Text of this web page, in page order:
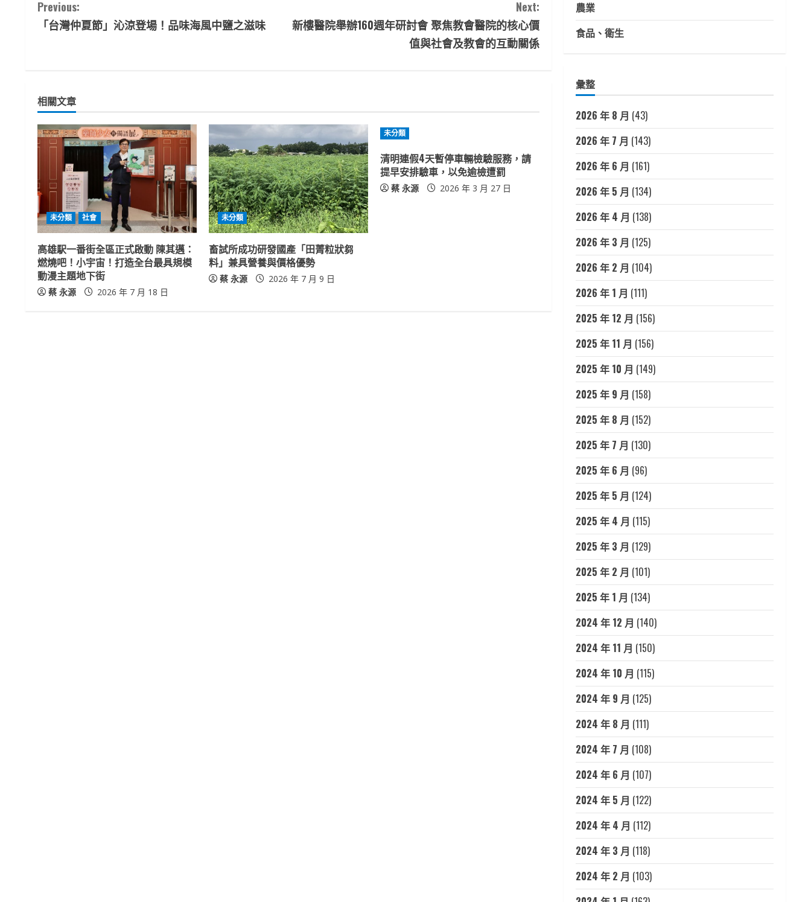
C
o
i
n
e
R
e
a
d
Previous:
「台灣仲夏節」沁涼登場！品味海風中鹽之滋味
Next:
新樓醫院舉辦160週年研討會 聚焦教會醫院的核心價
值與社會及教會的互動關係
相關文章
未分類 社會
高雄駅一番街全區正式啟動 陳其邁：
燃燒吧！小宇宙！打造全台最具規模
動漫主題地下街
蔡 永源 2026 年 7 月 18 日
未分類
畜試所成功研發國產「田菁粒狀芻
料」兼具營養與價格優勢
蔡 永源 2026 年 7 月 9 日
未分類
清明連假4天暫停車輛檢驗服務，請
提早安排驗車，以免逾檢遭罰
蔡 永源 2026 年 3 月 27 日
農業
食品、衛生
彙整
2026 年 8 月 (43)
2026 年 7 月 (143)
2026 年 6 月 (161)
2026 年 5 月 (134)
2026 年 4 月 (138)
2026 年 3 月 (125)
2026 年 2 月 (104)
2026 年 1 月 (111)
2025 年 12 月 (156)
2025 年 11 月 (156)
2025 年 10 月 (149)
2025 年 9 月 (158)
2025 年 8 月 (152)
2025 年 7 月 (130)
2025 年 6 月 (96)
2025 年 5 月 (124)
2025 年 4 月 (115)
2025 年 3 月 (129)
2025 年 2 月 (101)
2025 年 1 月 (134)
2024 年 12 月 (140)
2024 年 11 月 (150)
2024 年 10 月 (115)
2024 年 9 月 (125)
2024 年 8 月 (111)
2024 年 7 月 (108)
2024 年 6 月 (107)
2024 年 5 月 (122)
2024 年 4 月 (112)
2024 年 3 月 (118)
2024 年 2 月 (103)